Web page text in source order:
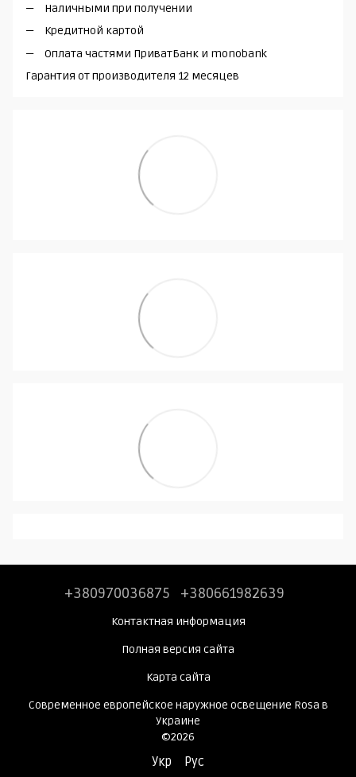
Наличными при получении
Кредитной картой
Оплата частями ПриватБанк и monobank
Гарантия от производителя 12 месяцев
+380970036875 +380661982639
Контактная информация
Полная версия сайта
Карта сайта
Современное европейское наружное освещение Rosa в
Украине
©2026
Укр Рус